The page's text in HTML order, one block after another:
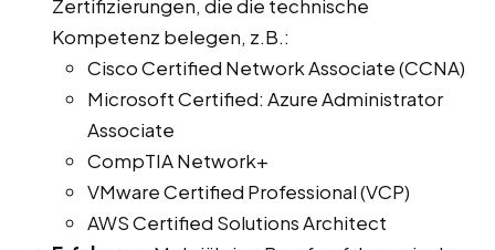
Zertifizierungen, die die technische
Kompetenz belegen, z.B.:
Cisco Certified Network Associate (CCNA)
Microsoft Certified: Azure Administrator
Associate
CompTIA Network+
VMware Certified Professional (VCP)
AWS Certified Solutions Architect